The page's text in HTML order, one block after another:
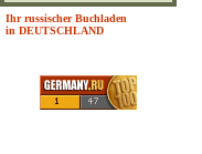
Ihr russischer Buchladen
in DEUTSCHLAND